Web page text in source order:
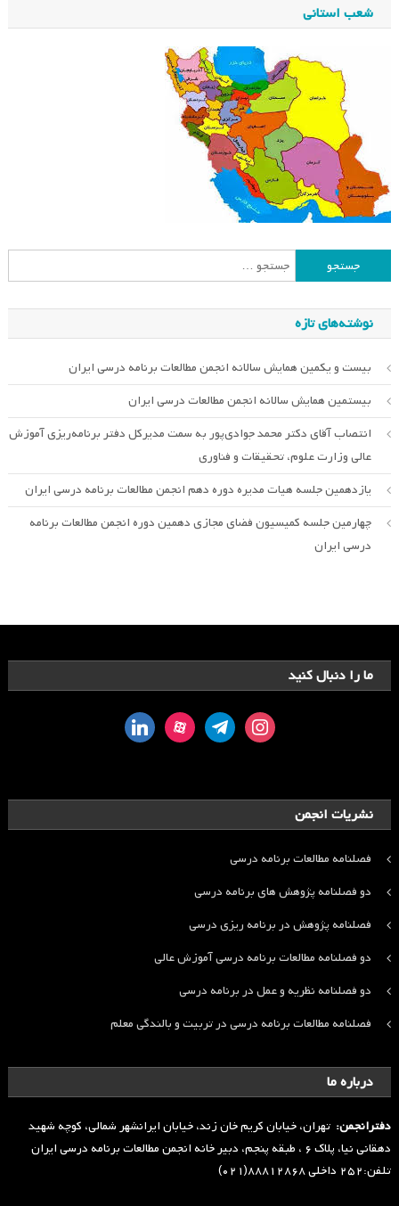
شعب استانی
جستجو
برای:
نوشته‌های تازه
بیست و یکمین همایش سالانه انجمن مطالعات برنامه درسی ایران
بیستمین همایش سالانه انجمن مطالعات درسی ایران
انتصاب آقای دکتر محمد جوادی‌پور به سمت مدیرکل دفتر برنامه‌ریزی آموزش
عالی وزارت علوم، تحقیقات و فناوری
یازدهمین جلسه هیات مدیره دوره دهم انجمن مطالعات برنامه درسی ایران
چهارمین جلسه کمیسیون فضای مجازی دهمین دوره انجمن مطالعات برنامه
درسی ایران
ما را دنبال کنید
instagram
telegram
aparat
linkedin
نشریات انجمن
فصلنامه مطالعات برنامه درسی
دو فصلنامه پژوهش های برنامه درسی
فصلنامه پژوهش در برنامه ریزی درسی
دو فصلنامه مطالعات برنامه درسی آموزش عالی
دو فصلنامه نظریه و عمل در برنامه درسی
فصلنامه مطالعات برنامه درسی در تربیت و بالندگی معلم
درباره ما
دفترانجمن: تهران، خیابان کریم خان زند، خیابان ایرانشهر شمالی، کوچه شهید
دهقانی نیا، پلاک ۶ ، طبقه پنجم، دبیر خانه انجمن مطالعات برنامه درسی ایران
تلفن:۲۵۲ داخلی ۸۸۸۱۲۸۶۸(۰۲۱)